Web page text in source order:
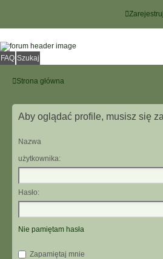
FAQ Szukaj
Strona główna
Aby oglądać profile, musisz się
Nazwa
użytkownika:
Hasło:
Nie pamiętam hasła
Zapamiętaj mnie